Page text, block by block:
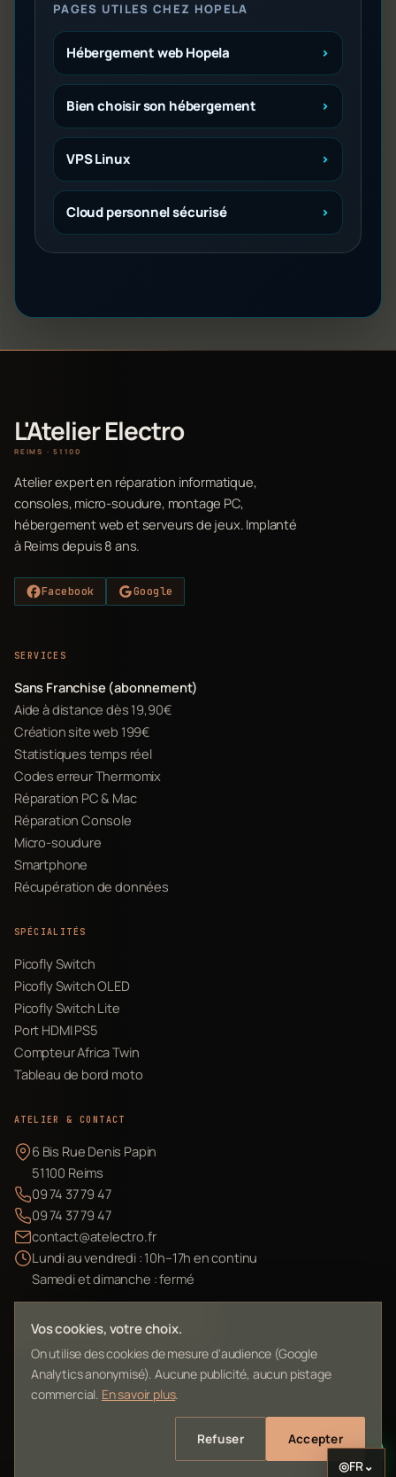
PAGES UTILES CHEZ HOPELA
Hébergement web Hopela
Bien choisir son hébergement
VPS Linux
Cloud personnel sécurisé
L'Atelier Electro
REIMS · 51100
Atelier expert en réparation informatique,
consoles, micro-soudure, montage PC,
hébergement web et serveurs de jeux. Implanté
à Reims depuis 8 ans.
Facebook Google
SERVICES
Sans Franchise (abonnement)
Aide à distance dès 19,90€
Création site web 199€
Statistiques temps réel
Codes erreur Thermomix
Réparation PC & Mac
Réparation Console
Micro-soudure
Smartphone
Récupération de données
SPÉCIALITÉS
Picofly Switch
Picofly Switch OLED
Picofly Switch Lite
Port HDMI PS5
Compteur Africa Twin
Tableau de bord moto
ATELIER & CONTACT
6 Bis Rue Denis Papin
51100 Reims
09 74 37 79 47
09 74 37 79 47
contact@atelectro.fr
Lundi au vendredi : 10h–17h en continu
Samedi et dimanche : fermé
Envoyer mon matériel
L'Atelier Electro Reims — SIRET 10261022700013
Vos cookies, votre choix.
On utilise des cookies de mesure d'audience (Google
Analytics anonymisé). Aucune publicité, aucun pistage
commercial. En savoir plus.
Refuser Accepter
◎FR⌄